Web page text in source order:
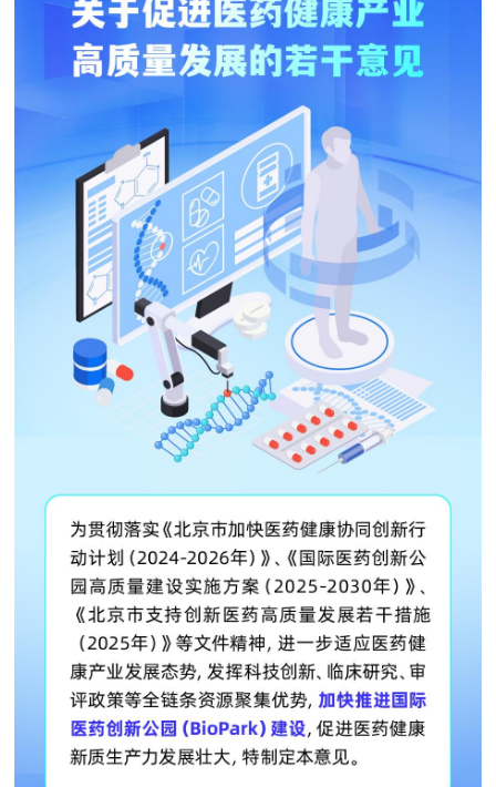
仲介服務 陽光政務
12345網上接訴即辦 我要諮詢 我要建議
參與調查 線上訪談 圖説互動
走進北京
北京概況 十六區概覽 人文北京
圖説北京 視頻北京
ENGLISH 한국어 日本語
DEUTSCH FRANÇAIS РУССКИЙ ЯЗЫК
ESPAÑOL العربية PORTUGUÊS
ITALIANO